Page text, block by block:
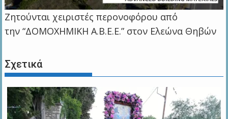
Ζητούνται χειριστές περονοφόρου από
την “ΔΟΜΟΧΗΜΙΚΗ Α.Β.Ε.Ε.” στον Ελεώνα Θηβών
Σχετικά